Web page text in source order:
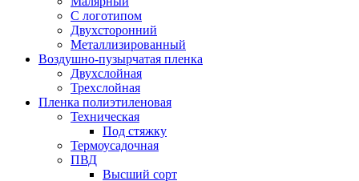
С логотипом
Двухсторонний
Металлизированный
Воздушно-пузырчатая пленка
Двухслойная
Трехслойная
Пленка полиэтиленовая
Техническая
Под стяжку
Термоусадочная
ПВД
Высший сорт